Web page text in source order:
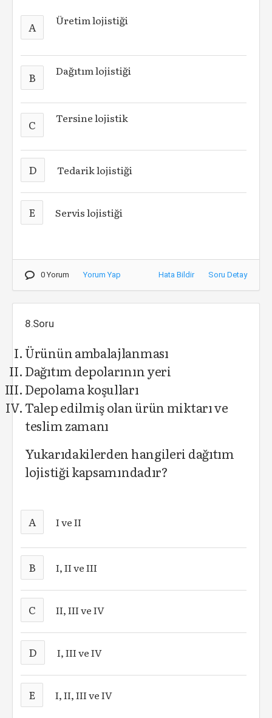
A Üretim lojistiği
B Dağıtım lojistiği
C Tersine lojistik
D Tedarik lojistiği
E Servis lojistiği
0 Yorum Yorum Yap Hata Bildir Soru Detay
8.Soru
Ürünün ambalajlanması
Dağıtım depolarının yeri
Depolama koşulları
Talep edilmiş olan ürün miktarı ve
teslim zamanı
Yukarıdakilerden hangileri dağıtım
lojistiği kapsamındadır?
A I ve II
B I, II ve III
C II, III ve IV
D I, III ve IV
E I, II, III ve IV